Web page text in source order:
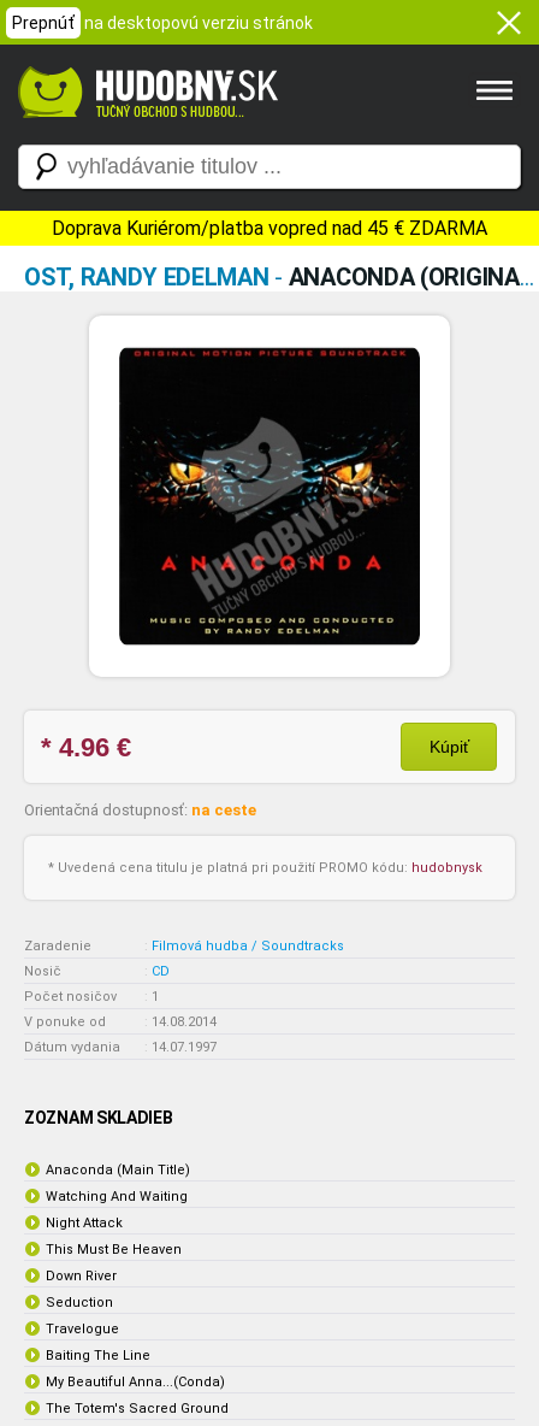
Prepnúť na desktopovú verziu stránok
Doprava Kuriérom/platba vopred nad 45 € ZDARMA
OST, RANDY EDELMAN - ANACONDA (ORIGINAL MOTION PICTURE SOUNDTRACK)
* 4.96 € Kúpiť
Orientačná dostupnosť: na ceste
* Uvedená cena titulu je platná pri použití PROMO kódu: hudobnysk
Zaradenie : Filmová hudba / Soundtracks
Nosič
: CD
Počet nosičov
: 1
V ponuke od
: 14.08.2014
Dátum vydania
: 14.07.1997
ZOZNAM SKLADIEB
Anaconda (Main Title)
Watching And Waiting
Night Attack
This Must Be Heaven
Down River
Seduction
Travelogue
Baiting The Line
My Beautiful Anna...(Conda)
The Totem's Sacred Ground